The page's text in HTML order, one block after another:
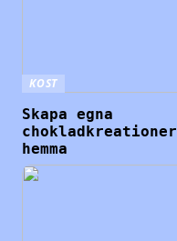
KOST
Skapa egna
chokladkreationer
hemma